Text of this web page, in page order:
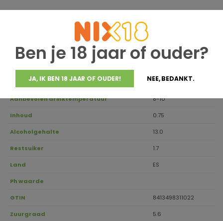
Ben je 18 jaar of ouder?
JA, IK BEN 18 JAAR OF OUDER! NEE, BEDANKT.
Houdbaar tot 2028
Druivensoort
Rueda
Aanbevolen drinktemperatuur 8-10
Inhoud 0.75
Alcoholgehalte 13.0
Restsuiker 1.7
Land ES
Ph waarde
GTIN 8413498311022
Zuurgraad 5.6